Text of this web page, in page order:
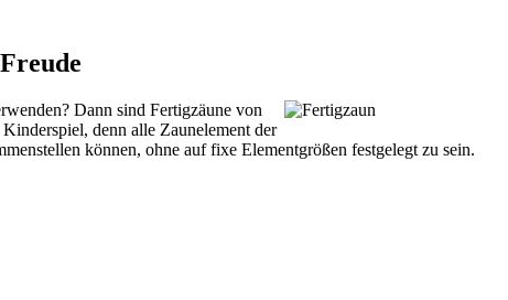
Dann sind Fertigzäune von
denn alle Zaunelement der
können, ohne auf fixe Elementgrößen festgelegt zu sein.